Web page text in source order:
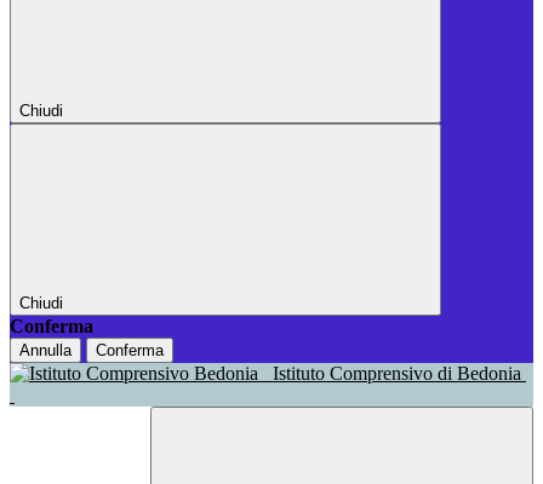
Chiudi
Chiudi
Conferma
Annulla Conferma
Istituto Comprensivo di Bedonia